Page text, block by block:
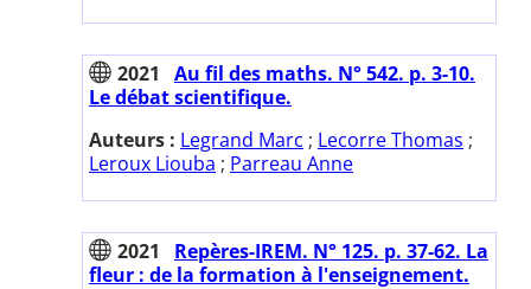
2021
Au fil des maths. N° 542. p. 3-10.
Le débat scientifique.
Auteurs : Legrand Marc ; Lecorre Thomas ;
Leroux Liouba ; Parreau Anne
2021
Repères-IREM. N° 125. p. 37-62. La
fleur : de la formation à l'enseignement.